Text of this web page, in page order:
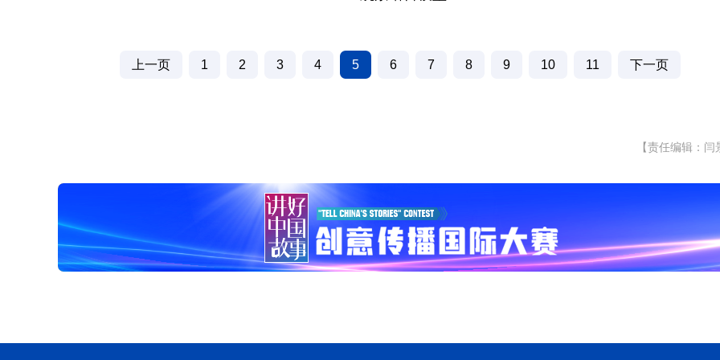
上一页 1 2 3 4 5 6 7 8 9 10 11 下一页
【责任编辑：闫